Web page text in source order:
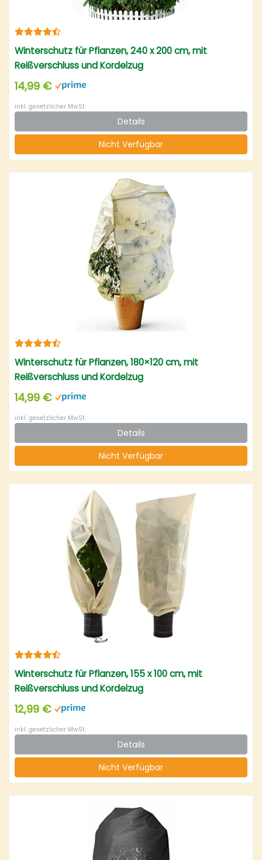
Winterschutz für Pflanzen, 240 x 200 cm, mit
Reißverschluss und Kordelzug
14,99 €
inkl. gesetzlicher MwSt.
Details
Nicht Verfügbar
Winterschutz für Pflanzen, 180×120 cm, mit
Reißverschluss und Kordelzug
14,99 €
inkl. gesetzlicher MwSt.
Details
Nicht Verfügbar
Winterschutz für Pflanzen, 155 x 100 cm, mit
Reißverschluss und Kordelzug
12,99 €
inkl. gesetzlicher MwSt.
Details
Nicht Verfügbar